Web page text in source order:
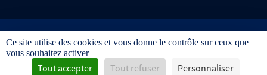
Informations pratiques
Mentions légales
Données personnelles
Gestion des cookies
Ce site utilise des cookies et vous donne le contrôle sur ceux que
vous souhaitez activer
Tout accepter Tout refuser Personnaliser